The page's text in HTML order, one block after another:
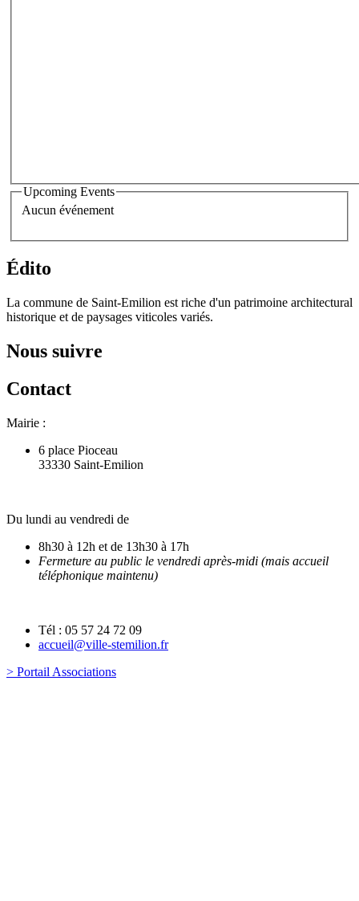
Upcoming Events
Aucun événement
Édito
La commune de Saint-Emilion est riche d'un patrimoine architectural
historique et de paysages viticoles variés.
Nous suivre
Contact
Mairie :
6 place Pioceau
33330 Saint-Emilion
Du lundi au vendredi de
8h30 à 12h et de 13h30 à 17h
Fermeture au public le vendredi après-midi (mais accueil
téléphonique maintenu)
Tél : 05 57 24 72 09
accueil@ville-stemilion.fr
> Portail Associations